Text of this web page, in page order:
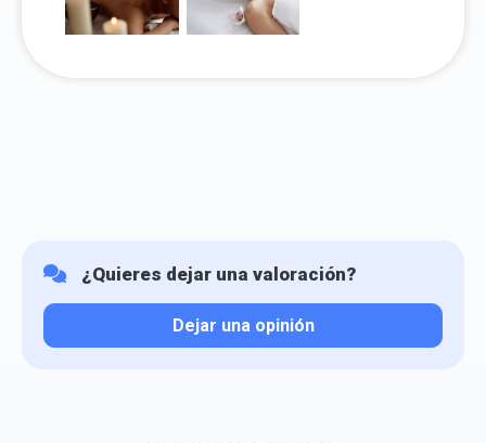
¿Quieres dejar una valoración?
Dejar una opinión